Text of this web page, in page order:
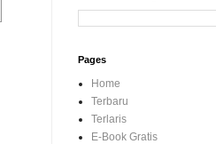
Pages
Home
Terbaru
Terlaris
E-Book Gratis